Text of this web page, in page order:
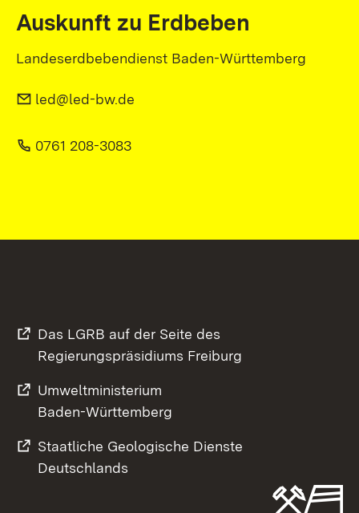
Auskunft zu Erdbeben
Landeserdbebendienst Baden-Württemberg
led@led-bw.de
0761 208-3083
Das LGRB auf der Seite des
Regierungspräsidiums Freiburg
Umweltministerium
Baden-Württemberg
Staatliche Geologische Dienste
Deutschlands